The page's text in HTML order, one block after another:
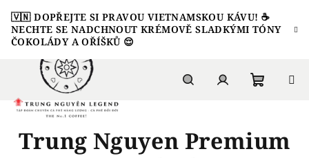
na
obsah
🇻🇳 DOPŘEJTE SI PRAVOU VIETNAMSKOU KÁVU! ☕️
NECHTE SE NADCHNOUT KRÉMOVĚ SLADKÝMI TÓNY
ČOKOLÁDY A OŘÍŠKŮ 😌
košík
Trung Nguyen Premium